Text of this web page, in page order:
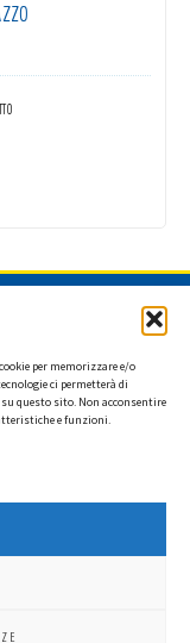
per memorizzare e/o
ci permetterà di
questo sito. Non acconsentire
e funzioni.
ricevere via e-mail la
iniziative ed eventi
TA 3